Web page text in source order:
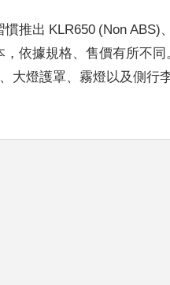
慣推出 KLR650 (Non ABS)
，依據規格、售價有所不
大燈護罩、霧燈以及側行